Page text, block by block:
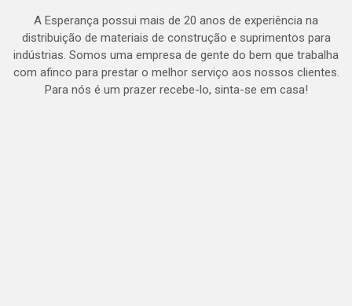
A Esperança possui mais de 20 anos de experiência na
distribuição de materiais de construção e suprimentos para
indústrias. Somos uma empresa de gente do bem que trabalha
com afinco para prestar o melhor serviço aos nossos clientes.
Para nós é um prazer recebe-lo, sinta-se em casa!